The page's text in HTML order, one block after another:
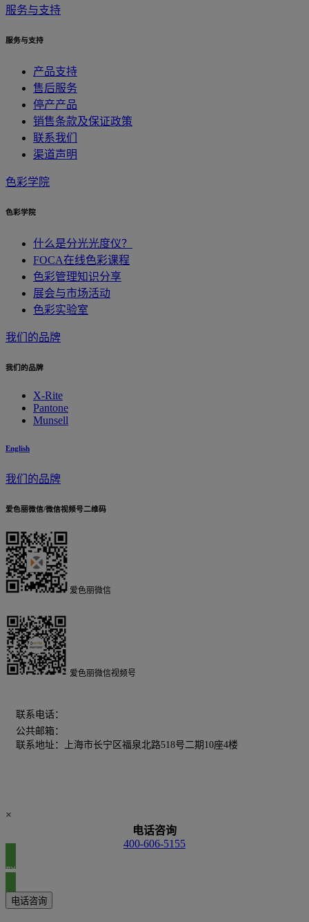
服务与支持
服务与支持
产品支持
售后服务
停产产品
销售条款及保证政策
联系我们
渠道声明
色彩学院
色彩学院
什么是分光光度仪？
FOCA在线色彩课程
色彩管理知识分享
展会与市场活动
色彩实验室
我们的品牌
我们的品牌
X-Rite
Pantone
Munsell
English
我们的品牌
爱色丽微信/微信视频号二维码
爱色丽微信
爱色丽微信视频号
联系电话：
公共邮箱：
联系地址：上海市长宁区福泉北路518号二期10座4楼
×
电话咨询
400-606-5155
联系我们
电话咨询